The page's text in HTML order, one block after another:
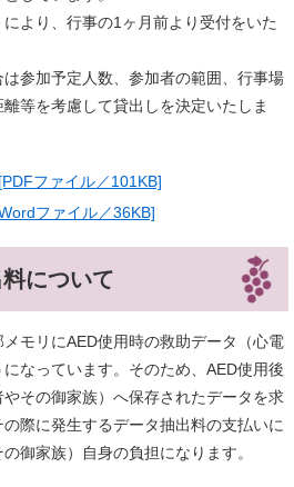
より、行事の1ヶ月前より受付をいた
参加予定人数、参加者の範囲、行事場
等を考慮して貸出しを決定いたしま
ファイル／101KB]
ファイル／36KB]
について
モリにAED使用時の救助データ（心電
なっています。そのため、AED使用後
その御家族）へ保存されたデータを求
際に発生するデータ抽出料の支払いに
御家族）自身の負担になります。